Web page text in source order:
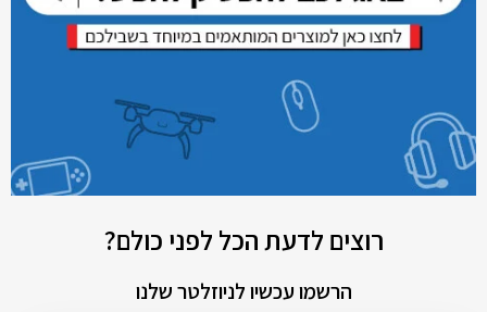
רוצים לדעת הכל לפני כולם?
הרשמו עכשיו לניוזלטר שלנו